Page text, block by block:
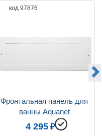
код 97876
Фронтальная панель для
ванны Aquanet
West/Nord/Largo 140
4 295